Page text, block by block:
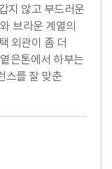
지 않고 부드러운
브라운 계열의
외관이 좀 더
은톤에서 하부는
스를 잘 맞춘